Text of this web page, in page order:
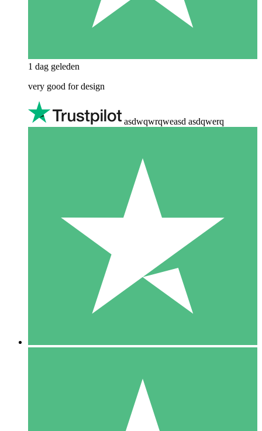
1 dag geleden
very good for design
asdwqwrqweasd asdqwerq